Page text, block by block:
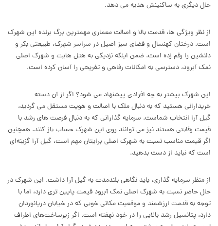
حال دیگری به ساکنینش هدیه می دهد.
از نظر ویژگی ها، قدمت بالا و اصالت معماری مهمترین برگ برنده این شهرک
است. درختان کهنسال و فضای سبز اصیل در سراسر شهرک، طبیعتی بکر و
دلنشین را رقم زده است. ضمن اینکه نزدیکی به هتل هایت و شهرک اصلی
نمک آبرود، دسترسی به امکانات رفاهی و تفریحی را آسان کرده است.
این شهرک بیشتر به چه افرادی پیشنهاد می شود؟ اگر از آن دسته
خریدارانی هستید که به دنبال ملک با اصالت و هویت مستقل می گردید،
گیل آرا انتخاب شماست. سرمایه گذارانی که به دنبال فرصت های رشد با
قیمت رقابتی هستند نیز می توانند روی این شهرک حساب باز کنند. همچنین
اگر قیمت مناسب نسبت به شهرک اصلی برایتان مهم است، گیل آرا گزینه‌ای
است که نباید از دست بدهید.
از منظر سرمایه گذاری، باید نگاهی بلندمدت به گیل آرا داشت. این شهرک در
حال حاضر نسبت به شهرک اصلی نمک آبرود قیمت پایین تری دارد، اما با
توجه به قدمت ارزشمند و موقعیت مکانی خوبی که در خیابان دریانوردان
دارد، پتانسیل رشد بالایی را در خود نهفته است. اگر زیرساخت‌های اطراف